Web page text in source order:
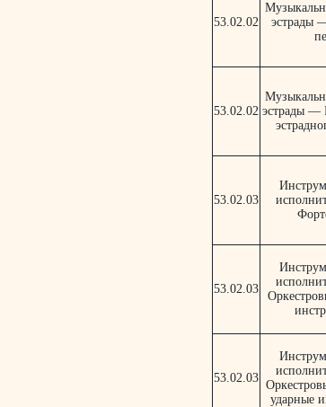
53.02.02
эстрады
53.02.02 эстрады —
53.02.03
53.02.03
53.02.03
ударные